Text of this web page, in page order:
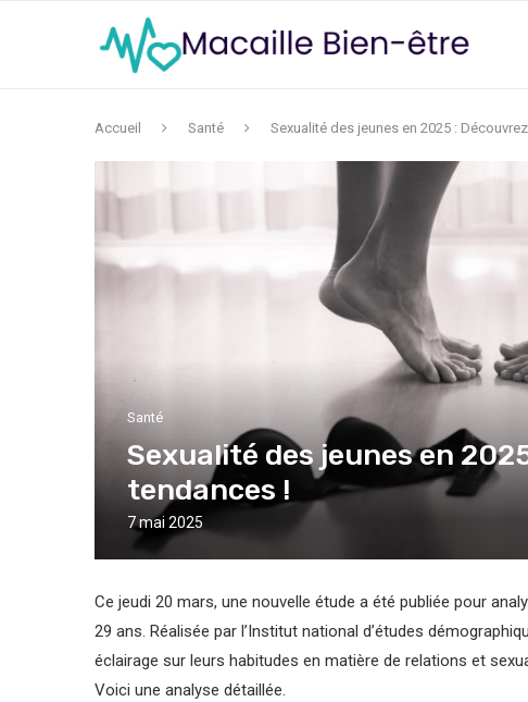
Accueil Santé Sexualité des jeunes en 2025 :
Santé
Sexualité des jeunes en
tendances !
7 mai 2025
Ce jeudi 20 mars, une nouvelle étude a été publiée pour
29 ans. Réalisée par l’Institut national d’études
éclairage sur leurs habitudes en matière de relations et
Voici une analyse détaillée.